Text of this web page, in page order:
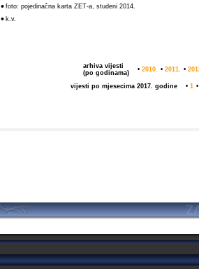
• foto: pojedinačna karta ZET-a, studeni 2014.
• k.v.
arhiva vijesti
(po godinama)
• 2010. • 2011. •
vijesti po mjesecima 2017. godine • 1